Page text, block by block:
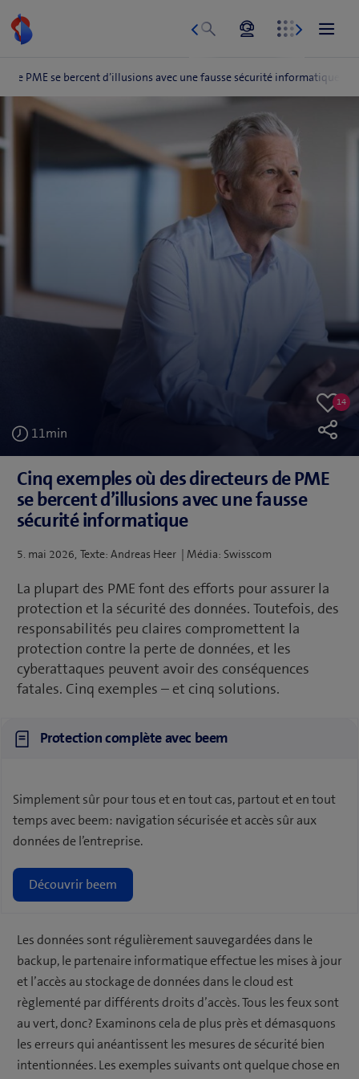
Like
14
14
11min
Cinq exemples où des directeurs de PME
se bercent d’illusions avec une fausse
sécurité informatique
Publié
5. mai 2026 Texte: Andreas Heer | Média: Swisscom
La plupart des PME font des efforts pour assurer la
protection et la sécurité des données. Toutefois, des
responsabilités peu claires compromettent la
protection contre la perte de données, et les
cyberattaques peuvent avoir des conséquences
fatales. Cinq exemples – et cinq solutions.
Protection complète avec beem
Simplement sûr pour tous et en tout cas, partout et en tout
temps avec beem: navigation sécurisée et accès sûr aux
données de l’entreprise.
Découvrir beem
Les données sont régulièrement sauvegardées dans le
backup, le partenaire informatique effectue les mises à jour
et l’accès au stockage de données dans le cloud est
règlementé par différents droits d’accès. Tous les feux sont
au vert, donc? Examinons cela de plus près et démasquons
les erreurs qui anéantissent les mesures de sécurité bien
intentionnées. Les exemples suivants ont quelque chose en